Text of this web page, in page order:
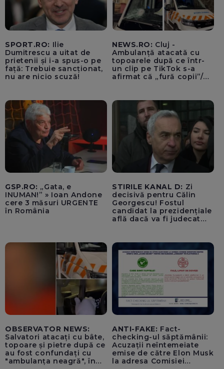
SPORT.RO: Ilie
Dumitrescu a uitat de
prietenii și i-a spus-o pe
față: Trebuie sancționat,
nu are nicio scuză!
NEWS.RO: Cluj -
Ambulanță atacată cu
topoarele după ce într-
un clip pe TikTok s-a
afirmat că „fură copii”/
cioburile parbrizului
spart - FOTO, VIDEO
GSP.RO: „Gata, e
INUMAN!” » Ioan Andone
cere 3 măsuri URGENTE
în România
STIRILE KANAL D: Zi
decisivă pentru Călin
Georgescu! Fostul
candidat la prezidențiale
află dacă va fi judecat
OBSERVATOR NEWS:
Salvatori atacați cu bâte,
topoare și pietre după ce
au fost confundați cu
"ambulanța neagră", în
ANTI-FAKE: Fact-
checking-ul săptămânii:
Acuzații neîntemeiate
emise de către Elon Musk
la adresa Comisiei